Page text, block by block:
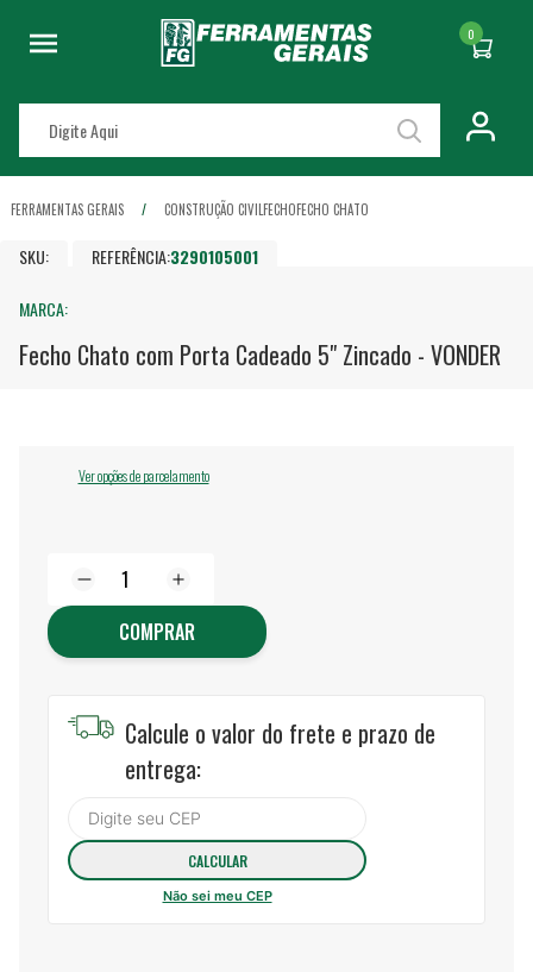
0
FERRAMENTAS GERAIS CONSTRUÇÃO CIVILFECHOFECHO CHATO
SKU: REFERÊNCIA:3290105001
MARCA:
Fecho Chato com Porta Cadeado 5" Zincado - VONDER
Ver opções de parcelamento
COMPRAR
Calcule o valor do frete e prazo de
entrega:
Não sei meu CEP